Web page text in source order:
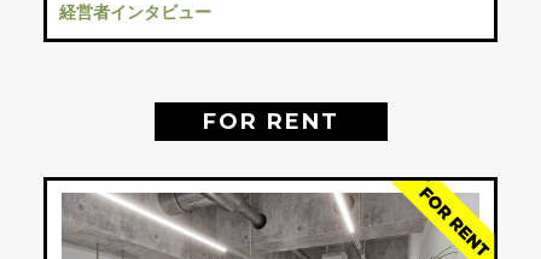
経営者インタビュー
FOR RENT